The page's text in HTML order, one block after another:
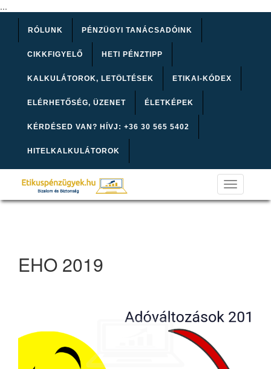
...
RÓLUNK PÉNZÜGYI TANÁCSADÓINK
CIKKFIGYELŐ HETI PÉNZTIPP
KALKULÁTOROK, LETÖLTÉSEK ETIKAI-KÓDEX
ELÉRHETŐSÉG, ÜZENET ÉLETKÉPEK
KÉRDÉSED VAN? HÍVJ: +36 30 565 5402
HITELKALKULÁTOROK
Toggle
navigation
EHO 2019